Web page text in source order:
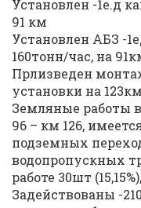
Установлен -1е.д
91 км
Установлен АБЗ -
160тонн/час, на
Прлизведен
установки на
Земляные работы
96 – км 126,
подземных
водопропускных
работе 30шт
Задействованы -